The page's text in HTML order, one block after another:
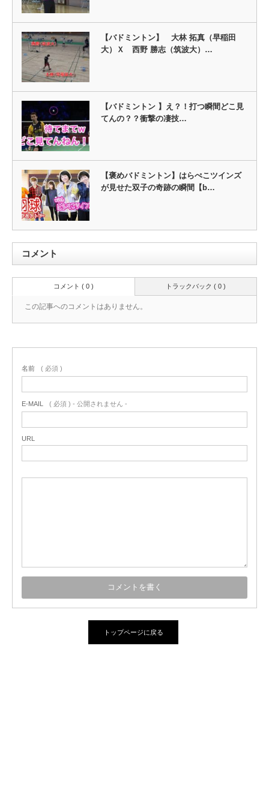
【バドミントン】 大林 拓真（早稲田
大）Ｘ 西野 勝志（筑波大）…
【バドミントン 】え？！打つ瞬間どこ見
てんの？？衝撃の凄技…
【褒めバドミントン】はらぺこツインズ
が見せた双子の奇跡の瞬間【b…
コメント
トラックバック ( 0 )
コメント ( 0 )
この記事へのコメントはありません。
名前 ( 必須 )
E-MAIL ( 必須 ) - 公開されません -
URL
トップページに戻る